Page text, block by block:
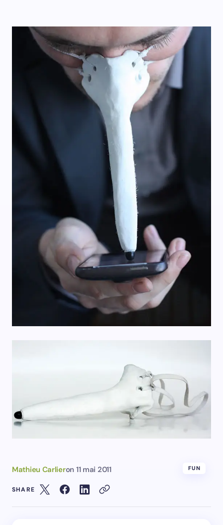
Mathieu Carlieron 11 mai 2011 FUN
SHARE